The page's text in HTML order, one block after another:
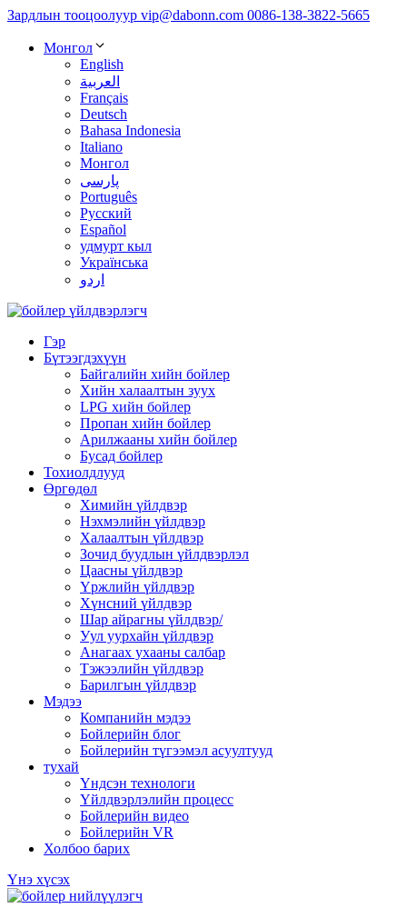
Зардлын тооцоолуур vip@dabonn.com 0086-138-3822-5665
Монгол
English
العربية
Français
Deutsch
Bahasa Indonesia
Italiano
Монгол
پارسی
Português
Русский
Español
удмурт кыл
Українська
اردو
Гэр
Бүтээгдэхүүн
Байгалийн хийн бойлер
Хийн халаалтын зуух
LPG хийн бойлер
Пропан хийн бойлер
Арилжааны хийн бойлер
Бусад бойлер
Тохиолдлууд
Өргөдөл
Химийн үйлдвэр
Нэхмэлийн үйлдвэр
Халаалтын үйлдвэр
Зочид буудлын үйлдвэрлэл
Цаасны үйлдвэр
Үржлийн үйлдвэр
Хүнсний үйлдвэр
Шар айрагны үйлдвэр/
Уул уурхайн үйлдвэр
Анагаах ухааны салбар
Тэжээлийн үйлдвэр
Барилгын үйлдвэр
Мэдээ
Компанийн мэдээ
Бойлерийн блог
Бойлерийн түгээмэл асуултууд
тухай
Үндсэн технологи
Үйлдвэрлэлийн процесс
Бойлерийн видео
Бойлерийн VR
Холбоо барих
Үнэ хүсэх